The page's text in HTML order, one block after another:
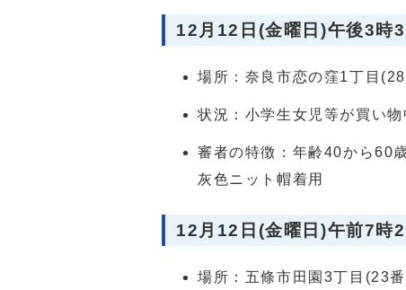
12月12日(金曜日)午後3時
場所：奈良市恋の窪1丁目
状況：小学生女児等が買い
審者の特徴：年齢40から60
灰色ニット帽着用
12月12日(金曜日)午前7時
場所：五條市田園3丁目(23